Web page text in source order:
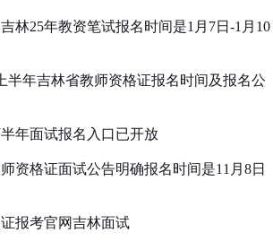
林25年教资笔试报名时间是1月7日-1月10
半年吉林省教师资格证报名时间及报名公
年面试报名入口已开放
资格证面试公告明确报名时间是11月8日
报考官网吉林面试